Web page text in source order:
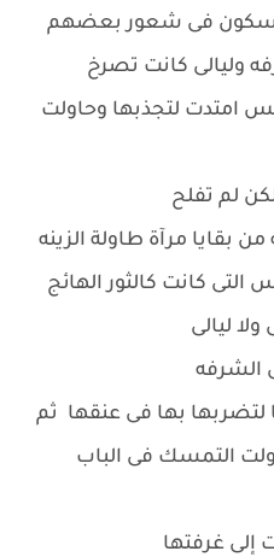
فى شعور بعضهم
وليالى كانت تصرخ
امتدت لتجذبها وحاولت
لم تفلح
مرآة طاولة الزينه
كانت كالثور الهائج
ليالى
الشرفه
بها فى عنقها ثم
التمسك فى الباب
غرفتها